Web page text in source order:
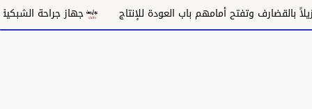
جهاز جراحة الشبكية